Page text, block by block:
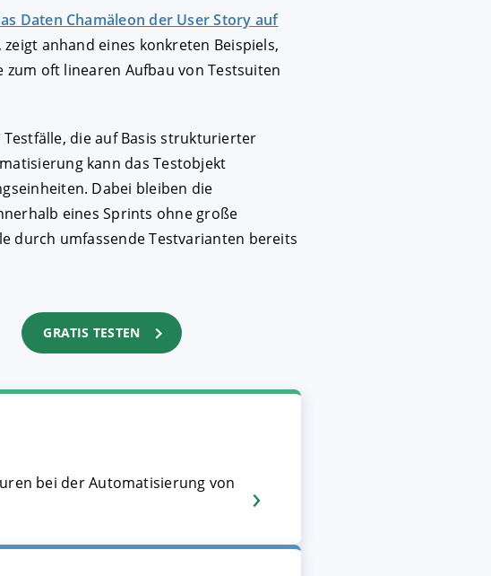
Daten Chamäleon der User Story auf
anhand eines konkreten Beispiels,
zum oft linearen Aufbau von Testsuiten
die auf Basis strukturierter
kann das Testobjekt
Dabei bleiben die
eines Sprints ohne große
durch umfassende Testvarianten bereits
GRATIS TESTEN
bei der Automatisierung von